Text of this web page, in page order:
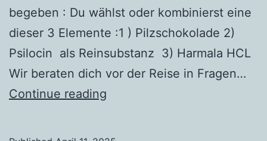
begeben : Du wählst oder kombinierst eine
dieser 3 Elemente :1 ) Pilzschokolade 2)
Psilocin als Reinsubstanz 3) Harmala HCL
Wir beraten dich vor der Reise in Fragen…
Continue reading